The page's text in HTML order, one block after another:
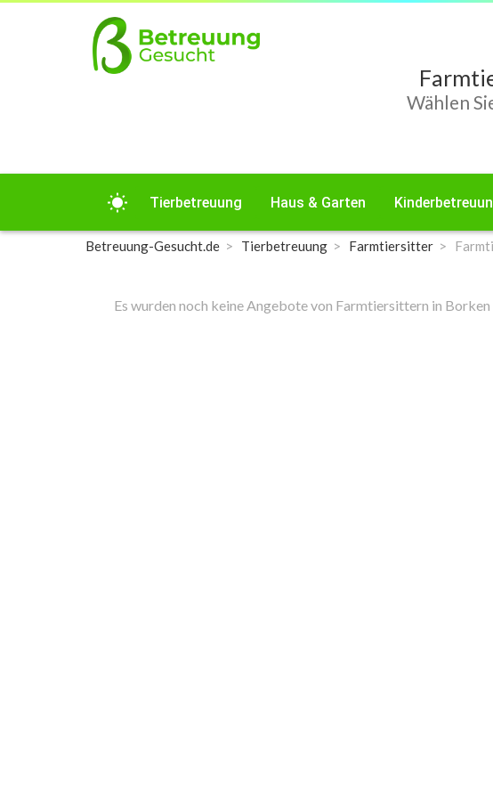
Wählen
wb_sunny Tierbetreuung Haus & Garten
Betreuung-Gesucht.de Tierbetreuung Farmtiersitter
Es wurden noch keine Angebote von Farmtiersittern in